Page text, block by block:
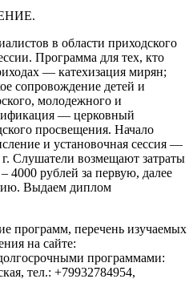
в области приходского
Программа для тех, кто
— катехизация мирян;
сопровождение детей и
молодежного и
— церковный
просвещения. Начало
и установочная сессия —
Слушатели возмещают затраты
4000 рублей за первую, далее
Выдаем диплом
программ, перечень изучаемых
на сайте:
программами:
тел.: +79932784954,